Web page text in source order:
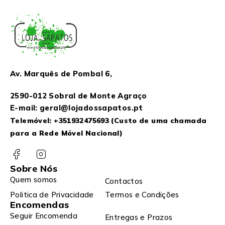
Av. Marquês de Pombal 6,
2590-012 Sobral de Monte Agraço
E-mail: geral@lojadossapatos.pt
Telemóvel: +351932475693 (Custo de uma chamada
para a Rede Móvel Nacional)
Sobre Nós
Quem somos
Contactos
Politica de Privacidade
Termos e Condições
Encomendas
Seguir Encomenda Entregas e Prazos